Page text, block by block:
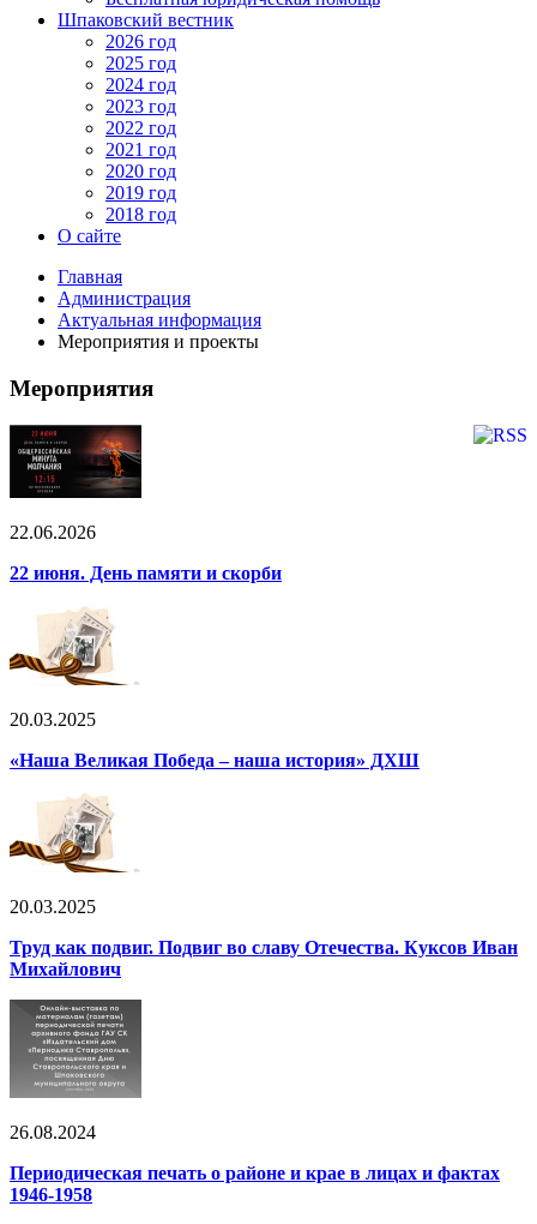
Шпаковский вестник
2026 год
2025 год
2024 год
2023 год
2022 год
2021 год
2020 год
2019 год
2018 год
О сайте
Главная
Администрация
Актуальная информация
Мероприятия и проекты
Мероприятия
22.06.2026
22 июня. День памяти и скорби
20.03.2025
«Наша Великая Победа – наша история» ДХШ
20.03.2025
Труд как подвиг. Подвиг во славу Отечества. Куксов Иван
Михайлович
26.08.2024
Периодическая печать о районе и крае в лицах и фактах
1946-1958